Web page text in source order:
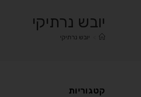
יובש נרתיקי
יובש נרתיקי
קטגוריות